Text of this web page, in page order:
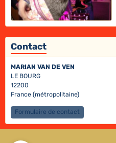
Contact
MARIAN VAN DE VEN
LE BOURG
12200
France (métropolitaine)
Formulaire de contact